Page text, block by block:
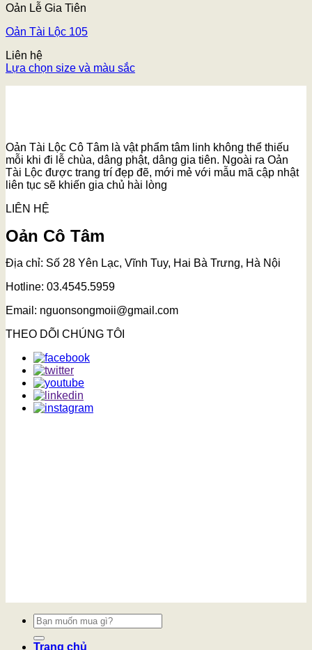
Oản Lễ Gia Tiên
Oản Tài Lộc 105
Liên hệ
Lựa chọn size và màu sắc
Oản Tài Lộc Cô Tâm là vật phẩm tâm linh không thể thiếu
mỗi khi đi lễ chùa, dâng phật, dâng gia tiên. Ngoài ra Oản
Tài Lộc được trang trí đẹp đẽ, mới mẻ với mẫu mã cập nhật
liên tục sẽ khiến gia chủ hài lòng
LIÊN HỆ
Oản Cô Tâm
Địa chỉ: Số 28 Yên Lạc, Vĩnh Tuy, Hai Bà Trưng, Hà Nội
Hotline: 03.4545.5959
Email: nguonsongmoii@gmail.com
THEO DÕI CHÚNG TÔI
Tìm
kiếm:
Trang chủ